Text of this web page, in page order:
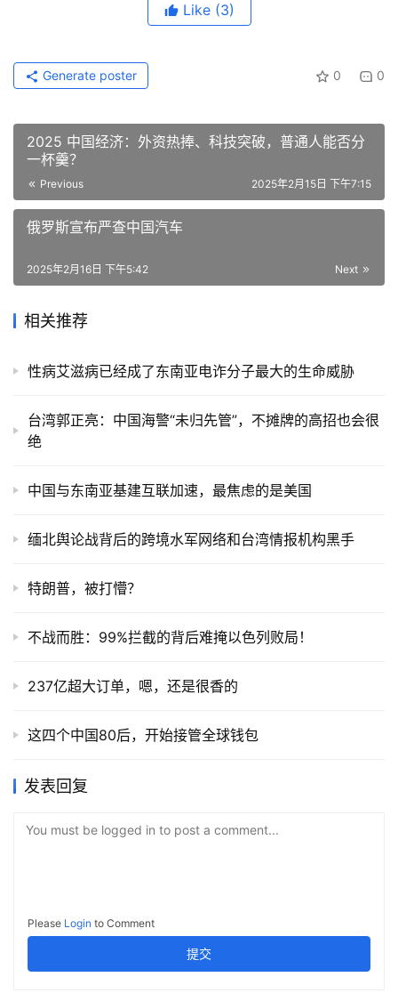
Like (3)
0 0
Generate poster
2025 中国经济：外资热捧、科技突破，普通人能否分
一杯羹？
Previous 2025年2月15日 下午7:15
俄罗斯宣布严查中国汽车
Next
2025年2月16日 下午5:42
相关推荐
性病艾滋病已经成了东南亚电诈分子最大的生命威胁
台湾郭正亮：中国海警“未归先管”，不摊牌的高招也会很
绝
中国与东南亚基建互联加速，最焦虑的是美国
缅北舆论战背后的跨境水军网络和台湾情报机构黑手
特朗普，被打懵？
不战而胜：99%拦截的背后难掩以色列败局！
237亿超大订单，嗯，还是很香的
这四个中国80后，开始接管全球钱包
发表回复
You must be logged in to post a comment...
Please Login to Comment
提交